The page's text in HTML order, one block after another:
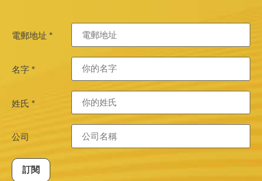
電郵地址 *
名字 *
姓氏 *
公司